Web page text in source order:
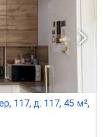
117, д. 117, 45 м²,